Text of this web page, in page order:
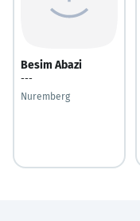
Besim Abazi
---
Nuremberg